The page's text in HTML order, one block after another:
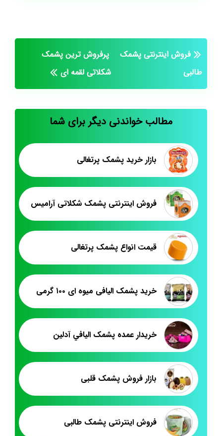
فروش اینترنتی پشمک
طالبی
پرفروش ترین پشمک
شکلاتی لقمه ای
مطالب خواندنی دیگر برای شما
بازار خرید پشمک پرتغالی
فروش اینترنتی پشمک شکلاتی آرامیس
قیمت انواع پشمک پرتغالی
خرید پشمک الیافی میوه ای ۱۰۰ گرمی
خريدار عمده پشمک اليافي آدلين
بازار فروش پشمک قلبی
فروش اینترنتی پشمک طالبی